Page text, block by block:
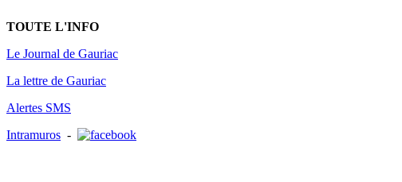
TOUTE L'INFO
Le Journal de Gauriac
La lettre de Gauriac
Alertes SMS
Intramuros -